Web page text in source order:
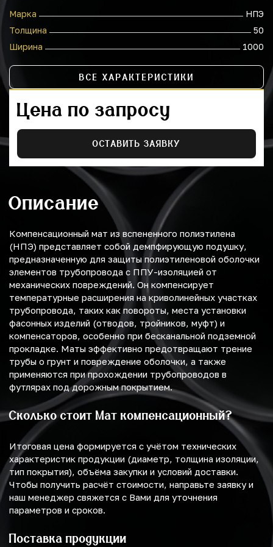
Марка
НПЭ
Толщина
50
Ширина
1000
ВСЕ ХАРАКТЕРИСТИКИ
Цена по запросу
ОСТАВИТЬ ЗАЯВКУ
Описание
Компенсационный мат из вспененного полиэтилена
(НПЭ) представляет собой демпфирующую подушку,
предназначенную для защиты полиэтиленовой оболочки
элементов трубопровода с ППУ-изоляцией от
механических повреждений. Он компенсирует
температурные расширения на криволинейных участках
трубопровода, таких как повороты, места установки
фасонных изделий (отводов, тройников, муфт) и
компенсаторов, особенно при бесканальной подземной
прокладке. Маты эффективно предотвращают трение
трубы о грунт и повреждение оболочки, а также
применяются при прохождении трубопроводов в
футлярах под дорожным покрытием.
Сколько стоит Мат компенсационный?
Итоговая цена формируется с учётом технических
характеристик продукции (диаметр, толщина изоляции,
тип покрытия), объёма закупки и условий доставки.
Чтобы получить расчёт стоимости, направьте заявку и
наш менеджер свяжется с Вами для уточнения
параметров и сроков.
Поставка продукции